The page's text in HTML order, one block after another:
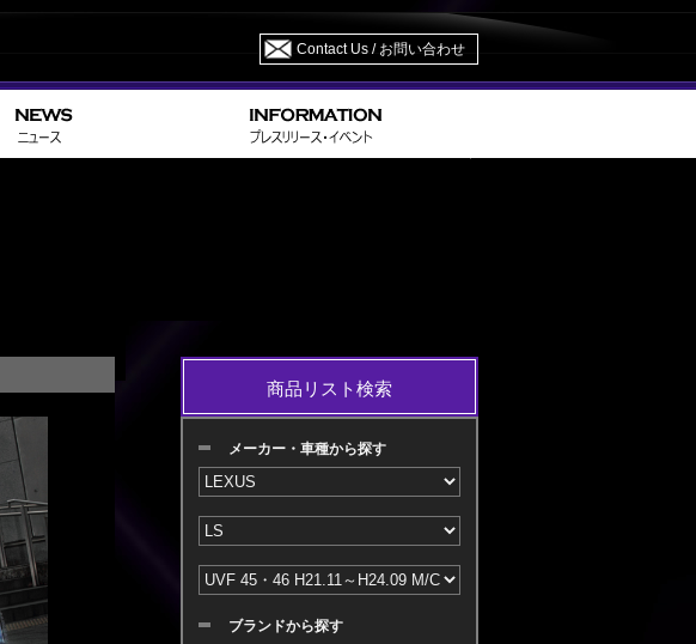
Contact Us / お問い合わせ
商品リスト検索
メーカー・車種から探す
ブランドから探す